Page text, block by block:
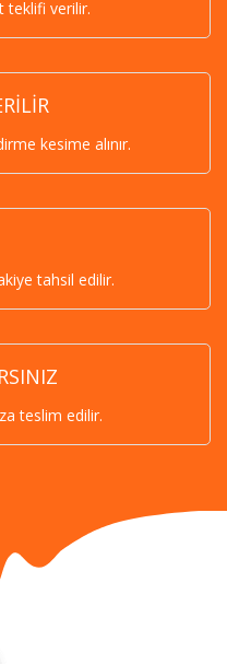
teklifi verilir.
kesime alınır.
tahsil edilir.
teslim edilir.